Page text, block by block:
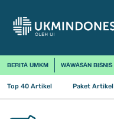
BERITA UMKM WAWASAN BISNIS
Top 40 Artikel Paket Artikel